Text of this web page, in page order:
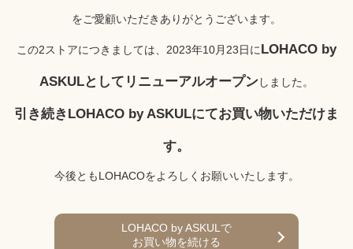
をご愛顧いただきありがとうございます。
この2ストアにつきましては、2023年10月23日にLOHACO by
ASKULとしてリニューアルオープンしました。
引き続きLOHACO by ASKULにてお買い物いただけま
す。
今後ともLOHACOをよろしくお願いいたします。
LOHACO by ASKULで
お買い物を続ける